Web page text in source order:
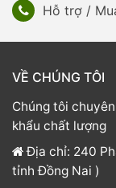
Hỗ trợ /
VỀ CHÚNG TÔI
Chúng tôi
khẩu chất lượng
Địa chỉ: 240
tỉnh Đồng Nai )